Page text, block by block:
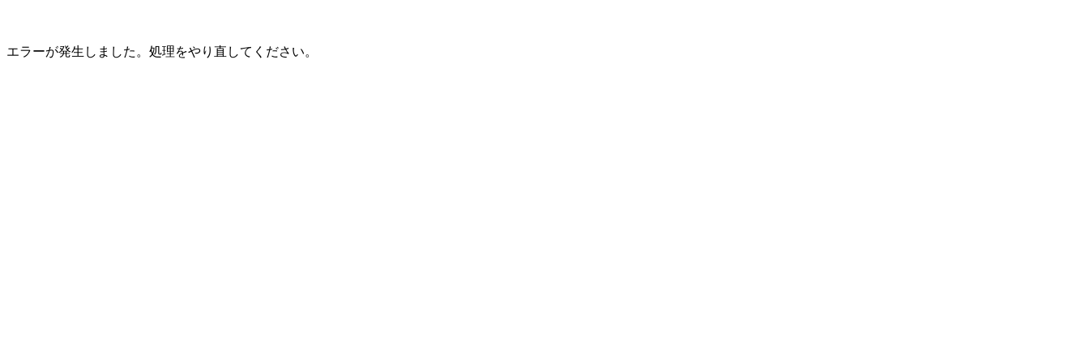
エラーが発生しました。処理をやり直してください。